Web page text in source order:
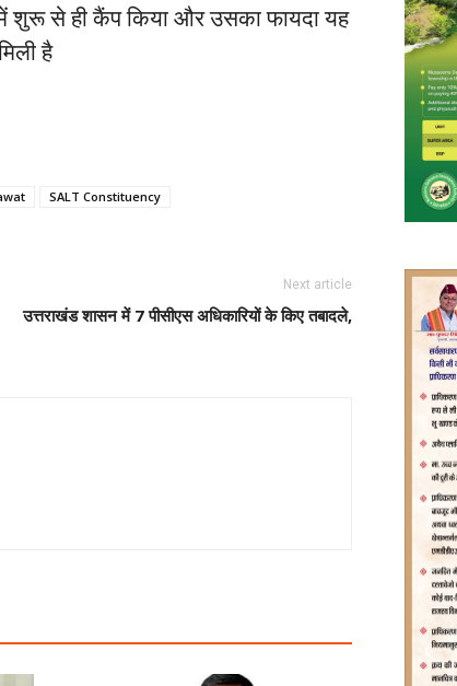
में शुरू से ही कैंप किया और उसका फायदा यह
है
SALT Constituency
Next article
उत्तराखंड शासन में 7 पीसीएस अधिकारियों के किए तबादले,